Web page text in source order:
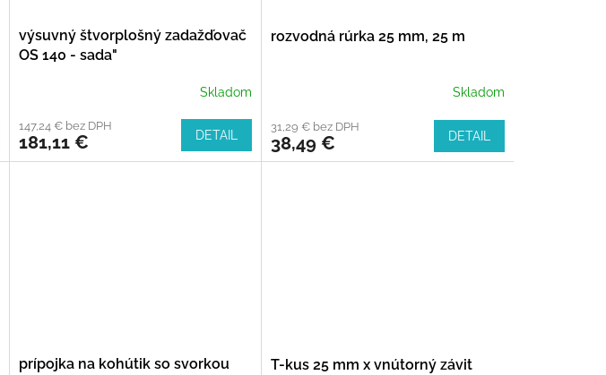
výsuvný štvorplošný zadažďovač
OS 140 - sada"
Skladom
147,24 € bez DPH
181,11 € DETAIL
rozvodná rúrka 25 mm, 25 m
Skladom
31,29 € bez DPH
38,49 € DETAIL
prípojka na kohútik so svorkou
T-kus 25 mm x vnútorný závit